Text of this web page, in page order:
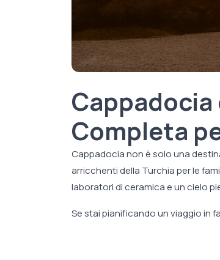
Cappadocia
Completa
Cappadocia non è solo una
arricchenti della Turchia per le
laboratori di ceramica e un cielo
Se stai pianificando un viaggio in